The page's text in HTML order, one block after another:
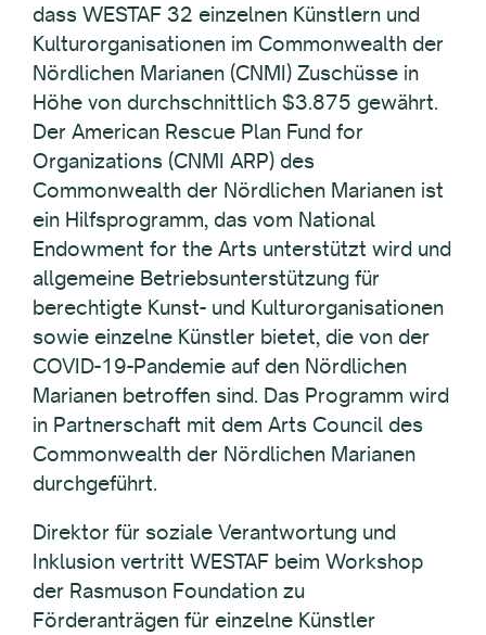
dass WESTAF 32 einzelnen Künstlern und
Kulturorganisationen im Commonwealth der
Nördlichen Marianen (CNMI) Zuschüsse in
Höhe von durchschnittlich $3.875 gewährt.
Der American Rescue Plan Fund for
Organizations (CNMI ARP) des
Commonwealth der Nördlichen Marianen ist
ein Hilfsprogramm, das vom National
Endowment for the Arts unterstützt wird und
allgemeine Betriebsunterstützung für
berechtigte Kunst- und Kulturorganisationen
sowie einzelne Künstler bietet, die von der
COVID-19-Pandemie auf den Nördlichen
Marianen betroffen sind. Das Programm wird
in Partnerschaft mit dem Arts Council des
Commonwealth der Nördlichen Marianen
durchgeführt.
Direktor für soziale Verantwortung und
Inklusion vertritt WESTAF beim Workshop
der Rasmuson Foundation zu
Förderanträgen für einzelne Künstler